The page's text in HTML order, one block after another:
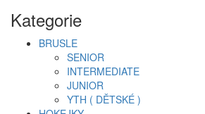
Kategorie
BRUSLE
SENIOR
INTERMEDIATE
JUNIOR
YTH ( DĚTSKÉ )